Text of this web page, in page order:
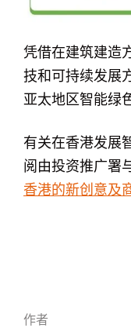
凭借在建筑建造
技和可持续发展
亚太地区智能绿
有关在香港发展
阅由投资推广署
香港的新创意及
作者